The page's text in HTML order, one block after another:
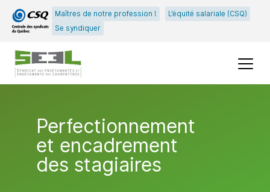
Passer
au
menu
principal
Passer
au
contenu
Maîtres de notre profession !
L’équité salariale (CSQ)
Se syndiquer
Perfectionnement
et encadrement
des stagiaires